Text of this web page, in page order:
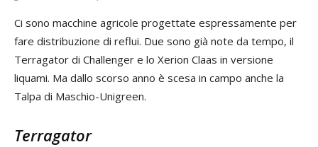
Ci sono macchine agricole progettate espressamente per
fare distribuzione di reflui. Due sono già note da tempo, il
Terragator di Challenger e lo Xerion Claas in versione
liquami. Ma dallo scorso anno è scesa in campo anche la
Talpa di Maschio-Unigreen.
Terragator